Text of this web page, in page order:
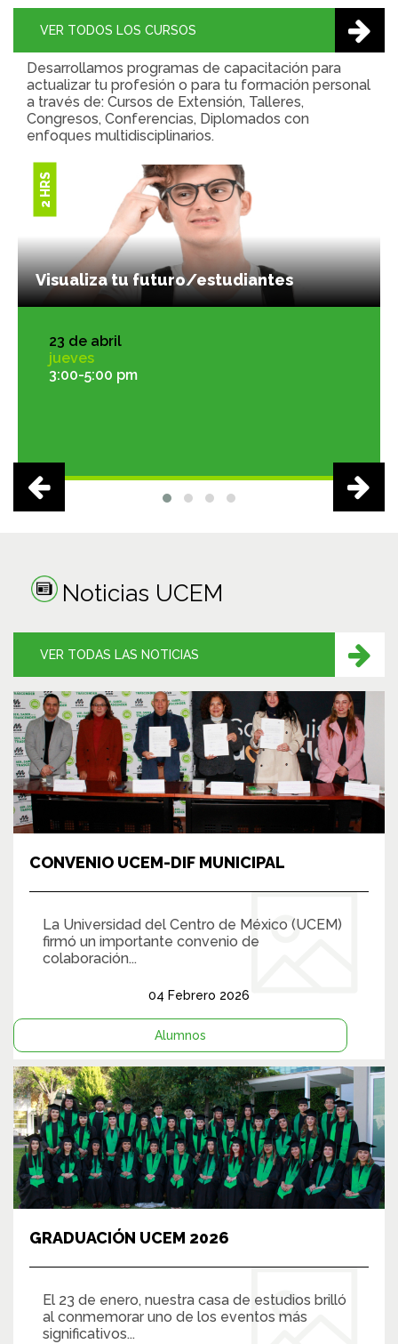
VER TODOS LOS CURSOS
Desarrollamos programas de capacitación para
actualizar tu profesión o para tu formación personal
a través de: Cursos de Extensión, Talleres,
Congresos, Conferencias, Diplomados con
enfoques multidisciplinarios.
2 HRS
Visualiza tu futuro/estudiantes
23 de abril
jueves
3:00-5:00 pm
Noticias UCEM
VER TODAS LAS NOTICIAS
CONVENIO UCEM-DIF MUNICIPAL
La Universidad del Centro de México (UCEM)
firmó un importante convenio de
colaboración...
04 Febrero 2026
Alumnos
GRADUACIÓN UCEM 2026
El 23 de enero, nuestra casa de estudios brilló
al conmemorar uno de los eventos más
significativos...